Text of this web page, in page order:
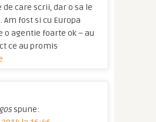
care scrii, dar o sa le
fost si cu Europa
o agentie foarte ok – au
ce au promis
spune: